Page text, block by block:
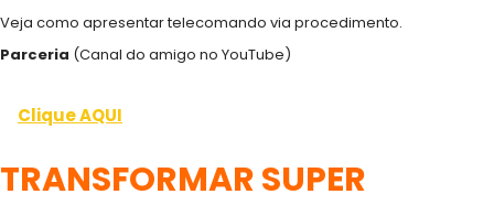
Veja como apresentar telecomando via procedimento.
Parceria (Canal do amigo no YouTube)
Clique AQUI
TRANSFORMAR SUPER